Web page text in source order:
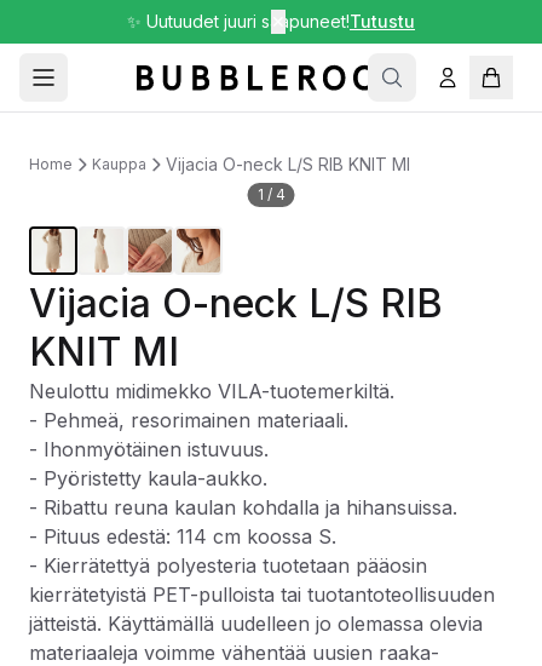
✨ Uutuudet juuri saapuneet!Tutustu
Home Kauppa Vijacia O-neck L/S RIB KNIT MI
1 / 4
Vijacia O-neck L/S RIB
KNIT MI
Neulottu midimekko VILA-tuotemerkiltä.
- Pehmeä, resorimainen materiaali.
- Ihonmyötäinen istuvuus.
- Pyöristetty kaula-aukko.
- Ribattu reuna kaulan kohdalla ja hihansuissa.
- Pituus edestä: 114 cm koossa S.
- Kierrätettyä polyesteria tuotetaan pääosin
kierrätetyistä PET-pulloista tai tuotantoteollisuuden
jätteistä. Käyttämällä uudelleen jo olemassa olevia
materiaaleja voimme vähentää uusien raaka-